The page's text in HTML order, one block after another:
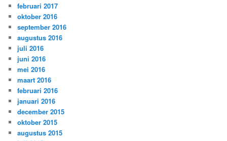
februari 2017
oktober 2016
september 2016
augustus 2016
juli 2016
juni 2016
mei 2016
maart 2016
februari 2016
januari 2016
december 2015
oktober 2015
augustus 2015